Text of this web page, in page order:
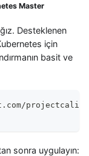
Master
Desteklenen
için
basit ve
sonra uygulayın: